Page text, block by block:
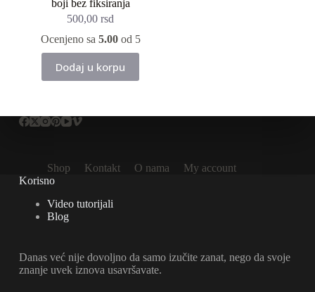
boji bez fiksiranja
500,00rsd
Ocenjeno sa 5.00od 5
Dodaj u korpu
Shop Kontakt O nama
My account
Korisno
Video tutorijali
Blog
Danas već nije dovoljno da samo izučite zanat, nego da svoje
znanje uvek iznova usavršavate.